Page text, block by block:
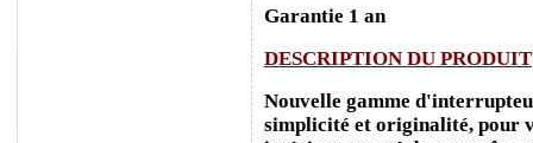
Garantie 1 an
DESCRIPTION DU PRODUIT
Nouvelle gamme
simplicité et originalité, pour